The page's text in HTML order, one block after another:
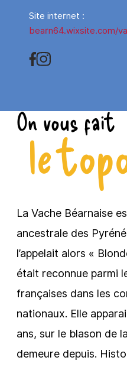
On vous fait
le
La Vache Béarnaise
ancestrale des
l’appelait alors «
était reconnue parmi
françaises dans les
nationaux. Elle
ans, sur le blason de
demeure depuis.
Site internet :
bearn64.wixsite.com/